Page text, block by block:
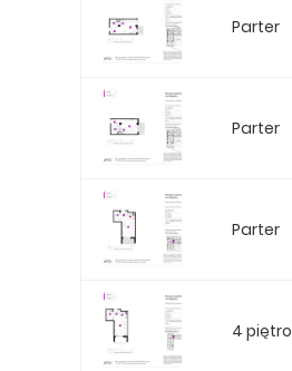
Parter
Parter
Parter
4 piętro